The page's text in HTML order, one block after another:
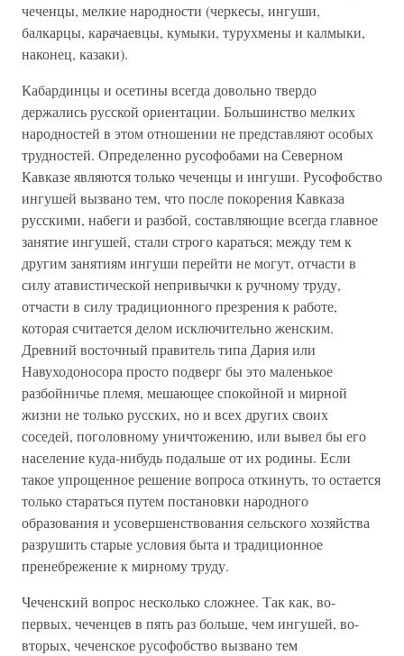
чеченцы, мелкие народности (черкесы, ингуши,
балкарцы, карачаевцы, кумыки, турухмены и калмыки,
наконец, казаки).
Кабардинцы и осетины всегда довольно твердо
держались русской ориентации. Большинство мелких
народностей в этом отношении не представляют особых
трудностей. Определенно русофобами на Северном
Кавказе являются только чеченцы и ингуши. Русофобство
ингушей вызвано тем, что после покорения Кавказа
русскими, набеги и разбой, составляющие всегда главное
занятие ингушей, стали строго караться; между тем к
другим занятиям ингуши перейти не могут, отчасти в
силу атавистической непривычки к ручному труду,
отчасти в силу традиционного презрения к работе,
которая считается делом исключительно женским.
Древний восточный правитель типа Дария или
Навуходоносора просто подверг бы это маленькое
разбойничье племя, мешающее спокойной и мирной
жизни не только русских, но и всех других своих
соседей, поголовному уничтожению, или вывел бы его
население куда-нибудь подальше от их родины. Если
такое упрощенное решение вопроса откинуть, то остается
только стараться путем постановки народного
образования и усовершенствования сельского хозяйства
разрушить старые условия быта и традиционное
пренебрежение к мирному труду.
Чеченский вопрос несколько сложнее. Так как, во-
первых, чеченцев в пять раз больше, чем ингушей, во-
вторых, чеченское русофобство вызвано тем